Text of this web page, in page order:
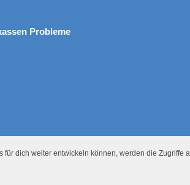
dich weiter entwickeln können, werden die Zugriffe
Probleme